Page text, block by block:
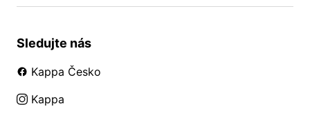
Sledujte nás
Kappa Česko
Kappa